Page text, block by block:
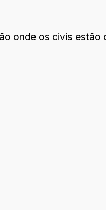
onde os civis estão